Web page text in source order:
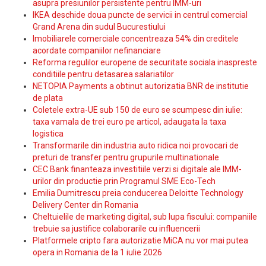
asupra presiunilor persistente pentru IMM-uri
IKEA deschide doua puncte de servicii in centrul comercial
Grand Arena din sudul Bucurestiului
Imobiliarele comerciale concentreaza 54% din creditele
acordate companiilor nefinanciare
Reforma regulilor europene de securitate sociala inaspreste
conditiile pentru detasarea salariatilor
NETOPIA Payments a obtinut autorizatia BNR de institutie
de plata
Coletele extra-UE sub 150 de euro se scumpesc din iulie:
taxa vamala de trei euro pe articol, adaugata la taxa
logistica
Transformarile din industria auto ridica noi provocari de
preturi de transfer pentru grupurile multinationale
CEC Bank finanteaza investitiile verzi si digitale ale IMM-
urilor din productie prin Programul SME Eco-Tech
Emilia Dumitrescu preia conducerea Deloitte Technology
Delivery Center din Romania
Cheltuielile de marketing digital, sub lupa fiscului: companiile
trebuie sa justifice colaborarile cu influencerii
Platformele cripto fara autorizatie MiCA nu vor mai putea
opera in Romania de la 1 iulie 2026